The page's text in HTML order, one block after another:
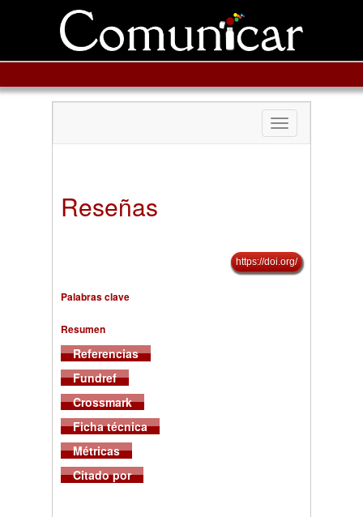
Toggle
navigation
Reseñas
https://doi.org/
Palabras clave
Resumen
Referencias
Fundref
Crossmark
Ficha técnica
Métricas
Citado por